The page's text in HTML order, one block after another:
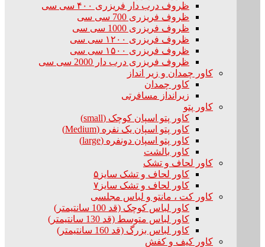
ظروف درب دار فریزری ۴۰۰ سی سی
ظروف فریزری 700 سی سی
ظروف فریزری 1000 سی سی
ظروف فریزری ۱۲۰۰ سی سی
ظروف فریزری ۱۵۰۰ سی سی
ظروف فریزری درب دار 2000 سی سی
کاور چمدان و زیر انداز
کاور چمدان
زیرانداز مسافرتی
کاور پتو
کاور پتو اسپان کوچک (small)
کاور پتو اسپان یک نفره (Medium)
کاور پتو اسپان دونفره (large)
کاور بالشت
کاور لحاف و تشک
کاور لحاف و تشک سایز۵
کاور لحاف و تشک سایز۷
کاور کت ، مانتو و لباس مجلسی
کاور لباس کوچک (قد 100 سانتیمتر)
کاور لباس متوسط (قد 130 سانتیمتر)
کاور لباس بزرگ (قد 160 سانتیمتر)
کاور کیف و کفش